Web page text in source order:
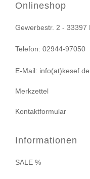
Onlineshop
Gewerbestr. 2 - 33397
Telefon: 02944-97050
E-Mail: info(at)kesef.de
Merkzettel
Kontaktformular
Informationen
SALE %